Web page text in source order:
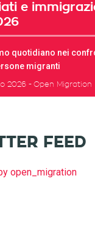
e
quotidiano nei
migranti
2026 Open Migration
FEED
open_migration